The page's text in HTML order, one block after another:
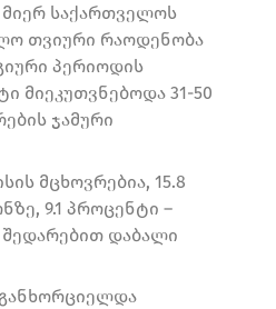
მიერ საქართველოს
თვიური რაოდენობა
პერიოდის
მიეკუთვნებოდა 31-50
ჯამური
მცხოვრებია, 15.8
9.1 პროცენტი –
დაბალი
განხორციელდა